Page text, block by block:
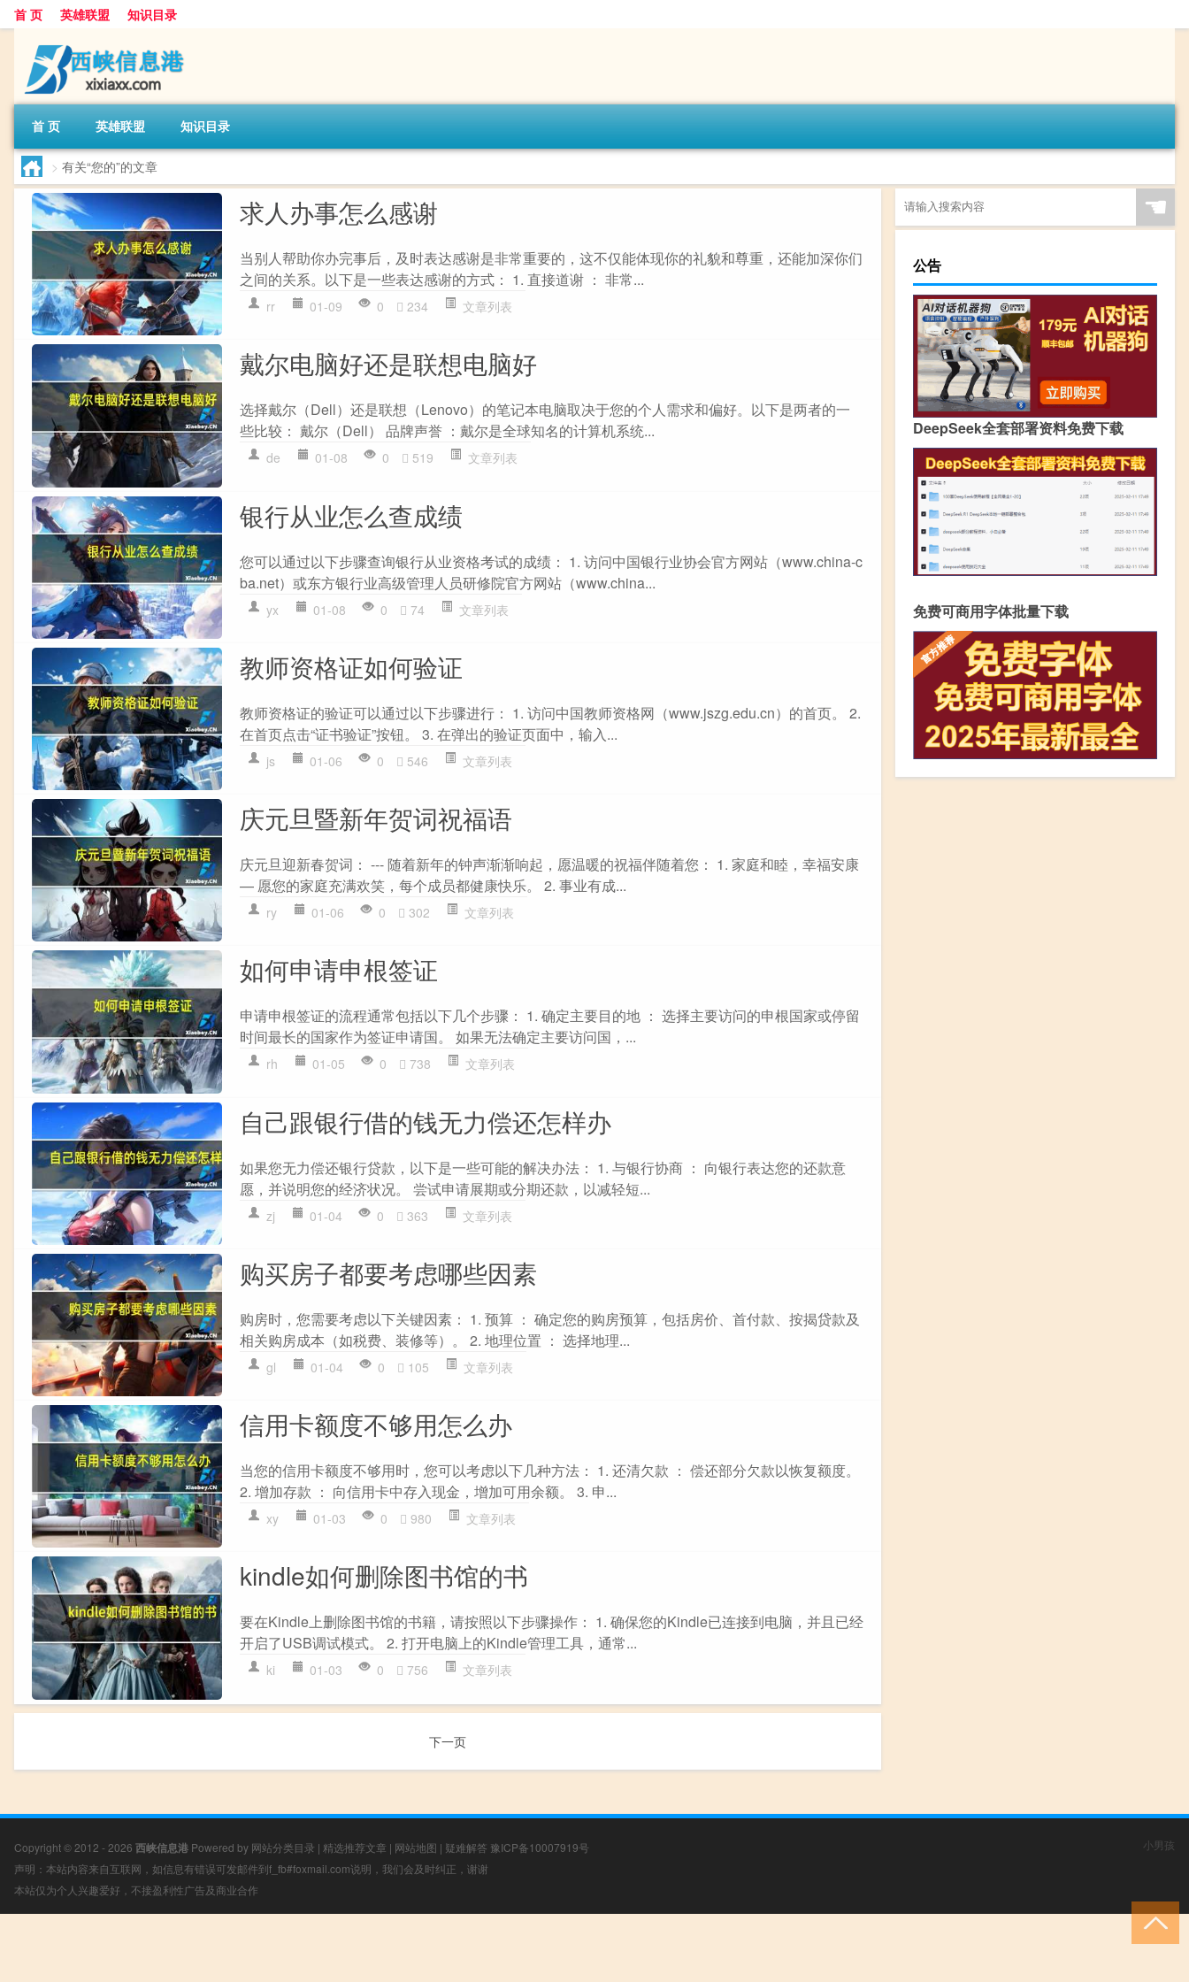
首 页 英雄联盟 知识目录
首 页 英雄联盟 知识目录
> 有关“您的”的文章
求人办事怎么感谢
当别人帮助你办完事后，及时表达感谢是非常重要的，这不仅能体现你的礼貌和尊重，还能加深你们
之间的关系。以下是一些表达感谢的方式： 1. 直接道谢 ： 非常...
rr 01-09 0 234 文章列表
戴尔电脑好还是联想电脑好
选择戴尔（Dell）还是联想（Lenovo）的笔记本电脑取决于您的个人需求和偏好。以下是两者的一
些比较： 戴尔（Dell） 品牌声誉 ：戴尔是全球知名的计算机系统...
de 01-08 0 519 文章列表
银行从业怎么查成绩
您可以通过以下步骤查询银行从业资格考试的成绩： 1. 访问中国银行业协会官方网站（www.china-c
ba.net）或东方银行业高级管理人员研修院官方网站（www.china...
yx 01-08 0 74 文章列表
教师资格证如何验证
教师资格证的验证可以通过以下步骤进行： 1. 访问中国教师资格网（www.jszg.edu.cn）的首页。 2.
在首页点击“证书验证”按钮。 3. 在弹出的验证页面中，输入...
js 01-06 0 546 文章列表
庆元旦暨新年贺词祝福语
庆元旦迎新春贺词： --- 随着新年的钟声渐渐响起，愿温暖的祝福伴随着您： 1. 家庭和睦，幸福安康
— 愿您的家庭充满欢笑，每个成员都健康快乐。 2. 事业有成...
ry 01-06 0 302 文章列表
如何申请申根签证
申请申根签证的流程通常包括以下几个步骤： 1. 确定主要目的地 ： 选择主要访问的申根国家或停留
时间最长的国家作为签证申请国。 如果无法确定主要访问国，...
rh 01-05 0 738 文章列表
自己跟银行借的钱无力偿还怎样办
如果您无力偿还银行贷款，以下是一些可能的解决办法： 1. 与银行协商 ： 向银行表达您的还款意
愿，并说明您的经济状况。 尝试申请展期或分期还款，以减轻短...
zj 01-04 0 363 文章列表
购买房子都要考虑哪些因素
购房时，您需要考虑以下关键因素： 1. 预算 ： 确定您的购房预算，包括房价、首付款、按揭贷款及
相关购房成本（如税费、装修等）。 2. 地理位置 ： 选择地理...
gl 01-04 0 105 文章列表
信用卡额度不够用怎么办
当您的信用卡额度不够用时，您可以考虑以下几种方法： 1. 还清欠款 ： 偿还部分欠款以恢复额度。
2. 增加存款 ： 向信用卡中存入现金，增加可用余额。 3. 申...
xy 01-03 0 980 文章列表
kindle如何删除图书馆的书
要在Kindle上删除图书馆的书籍，请按照以下步骤操作： 1. 确保您的Kindle已连接到电脑，并且已经
开启了USB调试模式。 2. 打开电脑上的Kindle管理工具，通常...
ki 01-03 0 756 文章列表
下一页
☚
公告
DeepSeek全套部署资料免费下载
免费可商用字体批量下载
Copyright © 2012 - 2026 西峡信息港 Powered by 网站分类目录 | 精选推荐文章 | 网站地图 | 疑难解答 豫ICP备10007919号
声明：本站内容来自互联网，如信息有错误可发邮件到f_fb#foxmail.com说明，我们会及时纠正，谢谢
本站仅为个人兴趣爱好，不接盈利性广告及商业合作
小男孩